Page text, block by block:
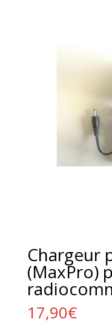
Chargeur
(MaxPro)
17,90€